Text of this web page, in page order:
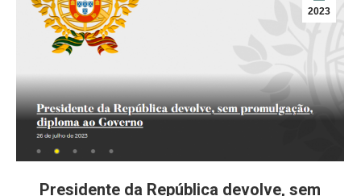
2023
Presidente da República devolve, sem